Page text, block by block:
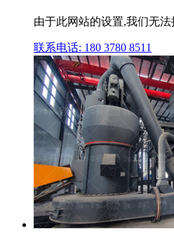
由于此网站的设置,我们无法
联系电话: 180 3780 8511